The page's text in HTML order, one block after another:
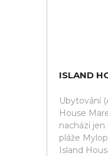
ISLAND
Ubytování
House
nachází
pláže
Island